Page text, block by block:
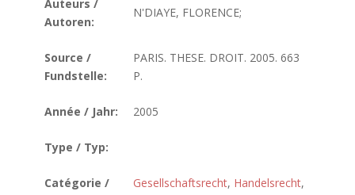
Auteurs /
Autoren:
N'DIAYE, FLORENCE;
Source /
Fundstelle:
PARIS. THESE. DROIT. 2005. 663
P.
Année / Jahr: 2005
Type / Typ:
Catégorie /
Gesellschaftsrecht, Handelsrecht,